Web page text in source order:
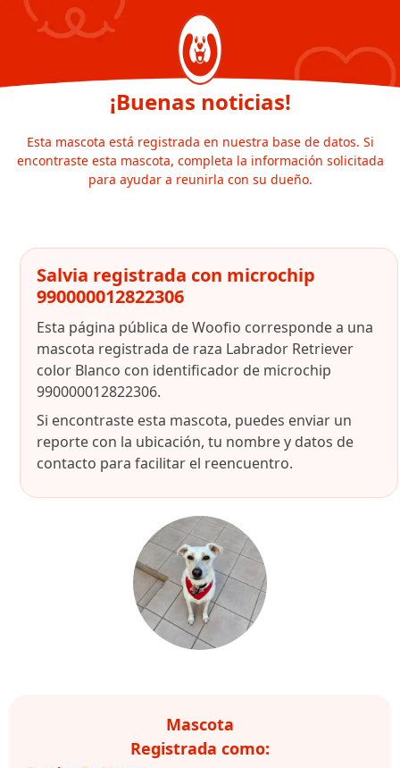
¡Buenas noticias!
Esta mascota está registrada en nuestra base de datos. Si
encontraste esta mascota, completa la información solicitada
para ayudar a reunirla con su dueño.
Salvia registrada con microchip
990000012822306
Esta página pública de Woofio corresponde a una
mascota registrada de raza Labrador Retriever
color Blanco con identificador de microchip
990000012822306.
Si encontraste esta mascota, puedes enviar un
reporte con la ubicación, tu nombre y datos de
contacto para facilitar el reencuentro.
Mascota
Registrada como: